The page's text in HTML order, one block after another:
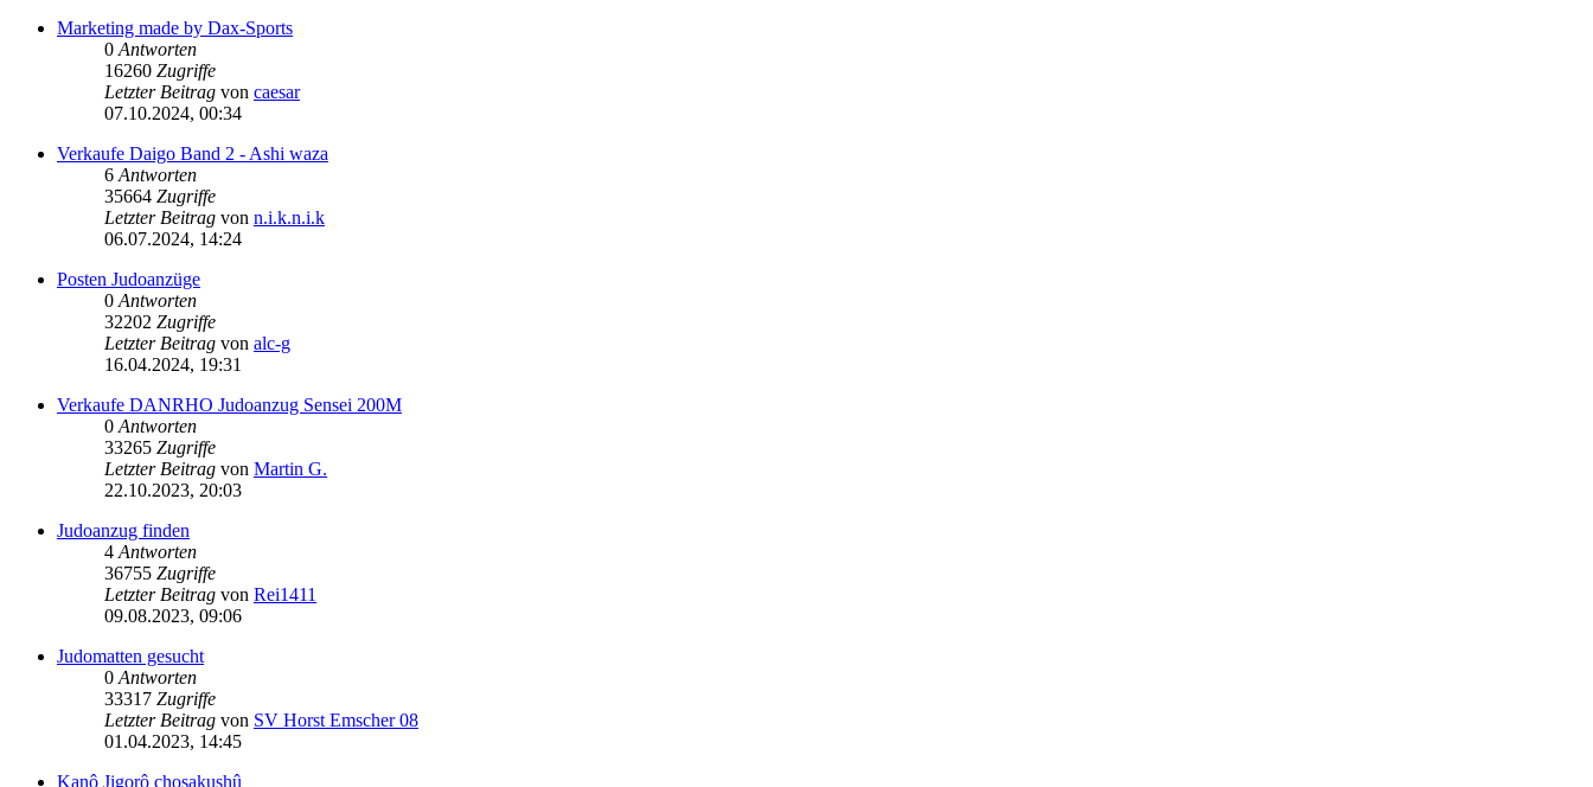
Marketing made by Dax-Sports
0Antworten
16260 Zugriffe
Letzter Beitrag von caesar
07.10.2024, 00:34
Verkaufe Daigo Band 2 - Ashi waza
6Antworten
35664 Zugriffe
Letzter Beitrag von n.i.k.n.i.k
06.07.2024, 14:24
Posten Judoanzüge
0Antworten
32202 Zugriffe
Letzter Beitrag von alc-g
16.04.2024, 19:31
Verkaufe DANRHO Judoanzug Sensei 200M
0Antworten
33265 Zugriffe
Letzter Beitrag von Martin G.
22.10.2023, 20:03
Judoanzug finden
4Antworten
36755 Zugriffe
Letzter Beitrag von Rei1411
09.08.2023, 09:06
Judomatten gesucht
0Antworten
33317 Zugriffe
Letzter Beitrag von SV Horst Emscher 08
01.04.2023, 14:45
Kanô Jigorô chosakushû